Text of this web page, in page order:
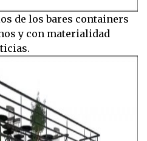
de los bares containers
y con materialidad